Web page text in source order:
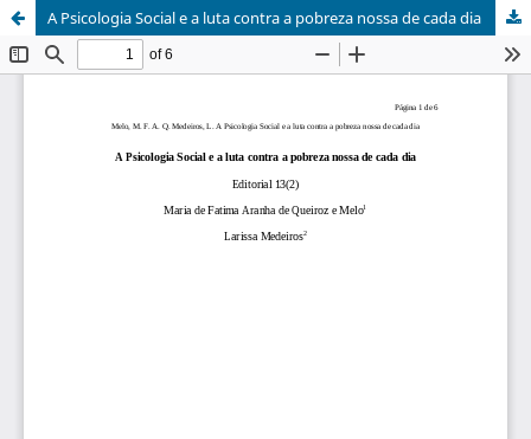
A Psicologia Social e a luta contra a pobreza nossa de cada dia